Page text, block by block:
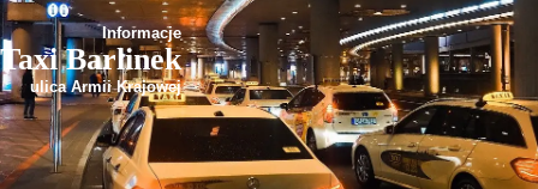
Informacje
Taxi Barlinek
ulica Armii Krajowej